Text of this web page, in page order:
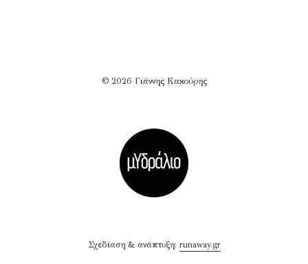
© 2026 Γιάννης Κακούρης
Σχεδίαση & ανάπτυξη: runaway.gr